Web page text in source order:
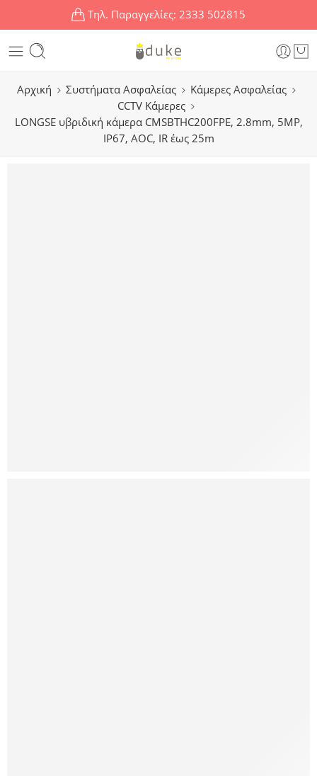
Τηλ. Παραγγελίες: 2333 502815
Αρχική Συστήματα Ασφαλείας
Κάμερες Ασφαλείας
CCTV Κάμερες
LONGSE υβριδική κάμερα CMSBTHC200FPE, 2.8mm, 5MP,
IP67, AOC, IR έως 25m